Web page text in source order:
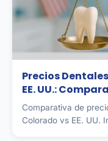
Precios
EE. UU.:
Comparativa de
Colorado vs EE. UU.